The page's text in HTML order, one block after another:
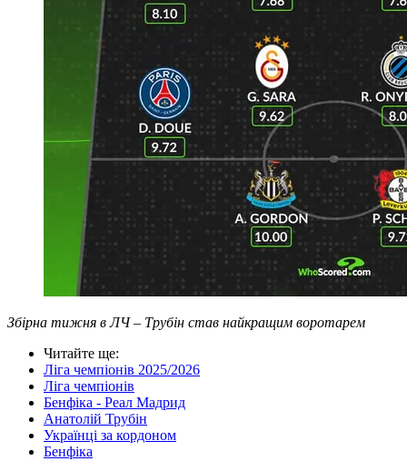
Збірна тижня в ЛЧ – Трубін став найкращим воротарем
Читайте ще:
Ліга чемпіонів 2025/2026
Ліга чемпіонів
Бенфіка - Реал Мадрид
Анатолій Трубін
Українці за кордоном
Бенфіка